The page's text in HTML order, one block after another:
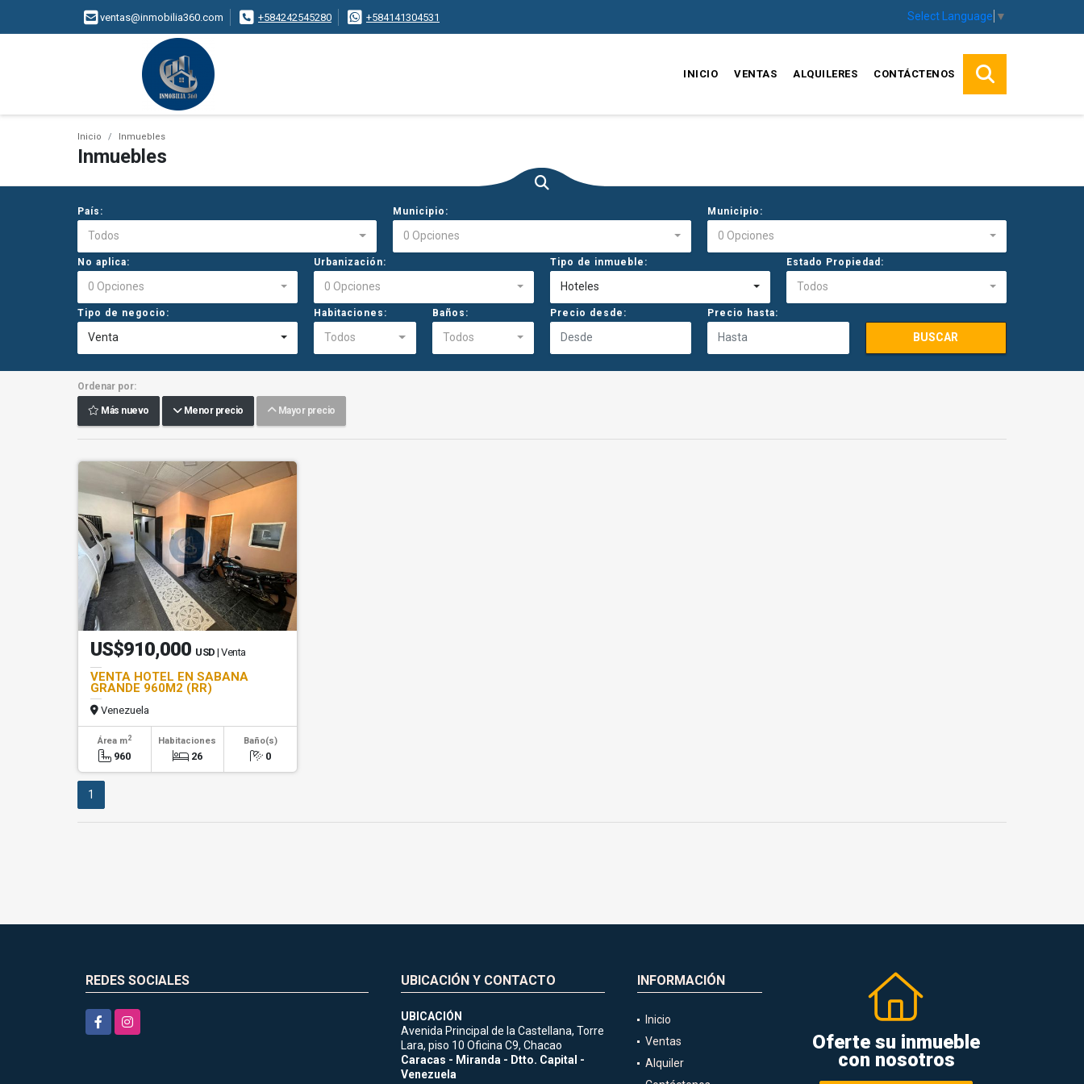
ventas@inmobilia360.com +584242545280 +584141304531 Select Language ▼
INICIO VENTAS ALQUILERES CONTÁCTENOS
Inicio Inmuebles
Inmuebles
País:
Todos
Municipio:
0 Opciones
Municipio:
0 Opciones
No aplica:
0 Opciones
Urbanización:
0 Opciones
Tipo de inmueble:
Hoteles
Estado Propiedad:
Todos
Tipo de negocio:
Venta
Habitaciones:
Todos
Baños:
Todos
Precio desde: Precio hasta:
BUSCAR
Ordenar por:
Más nuevo Menor precio Mayor precio
US$910,000 USD | Venta
VENTA HOTEL EN SABANA
GRANDE 960M2 (RR)
Venezuela
Área m2
960
Habitaciones
26
Baño(s)
0
1
REDES SOCIALES
FacebookInstagram
UBICACIÓN Y CONTACTO
UBICACIÓN
Avenida Principal de la Castellana, Torre
Lara, piso 10 Oficina C9, Chacao
Caracas - Miranda - Dtto. Capital -
Venezuela
INFORMACIÓN
Inicio
Ventas
Alquiler
Oferte su inmueble
con nosotros